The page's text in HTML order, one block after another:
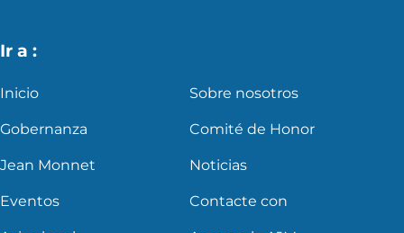
Ir a :
Inicio Sobre nosotros
Gobernanza Comité de Honor
Jean Monnet Noticias
Eventos Contacte con